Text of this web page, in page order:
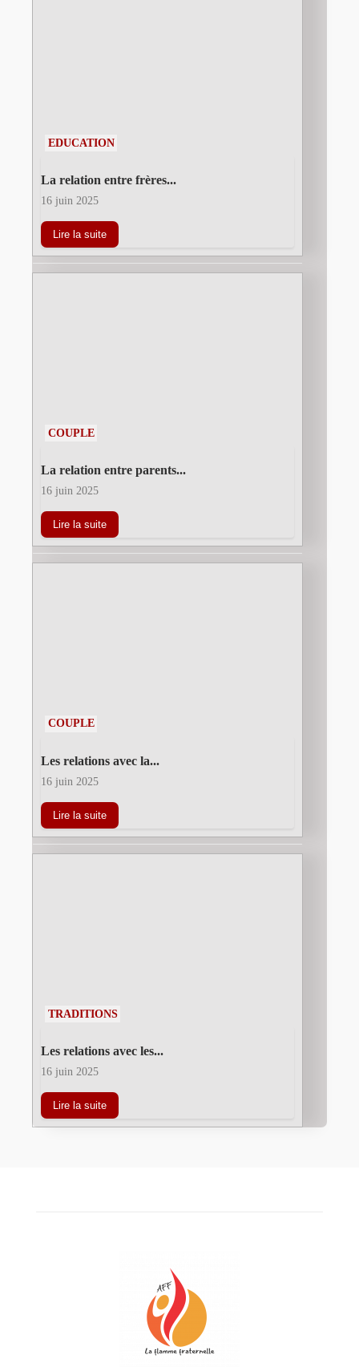
EDUCATION
La relation entre frères...
16 juin 2025
Lire la suite
COUPLE
La relation entre parents...
16 juin 2025
Lire la suite
COUPLE
Les relations avec la...
16 juin 2025
Lire la suite
TRADITIONS
Les relations avec les...
16 juin 2025
Lire la suite